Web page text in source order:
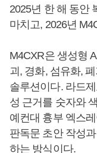
2025년 한 해 동안
마치고, 2026년
M4CXR은 생성형
괴, 경화, 섬유화,
솔루션이다. 라드
성 근거를 숫자와
예컨대 흉부 엑스
판독문 초안 작성
하는 방식이다.